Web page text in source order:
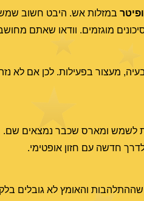
במזלות אש. היבט חשוב
מוגזמים. וודאו שאתם
מעצור בפעילות. לכן אם לא
לשמש ומארס שכבר נמצאים שם.
חדשה עם חזון אופטימי.
והאומץ לא גובלים